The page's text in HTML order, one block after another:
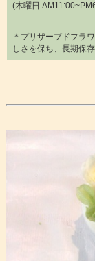
(木曜日
＊プリザーブドフラ
しさを保ち、長期保存